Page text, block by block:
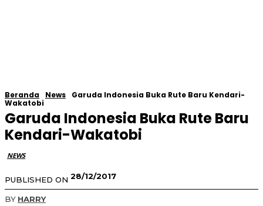
Beranda News
Garuda Indonesia Buka Rute Baru Kendari-
Wakatobi
Garuda Indonesia Buka Rute Baru
Kendari-Wakatobi
NEWS
PUBLISHED ON 28/12/2017
BY HARRY